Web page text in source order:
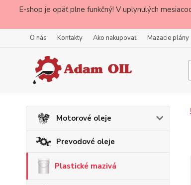
E-shop je opäť plne funkčný! V uplynulých
O nás Kontakty Ako nakupovať Mazacie plány
Motorové oleje
Prevodové oleje
Plastické mazivá